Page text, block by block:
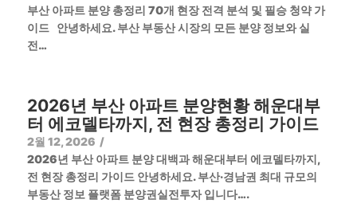
부산 아파트 분양 총정리 70개 현장 전격 분석 및 필승 청약 가
이드 안녕하세요. 부산 부동산 시장의 모든 분양 정보와 실
전…
2026년 부산 아파트 분양현황 해운대부
터 에코델타까지, 전 현장 총정리 가이드
2월 12, 2026 /
2026년 부산 아파트 분양 대백과 해운대부터 에코델타까지,
전 현장 총정리 가이드 안녕하세요. 부산·경남권 최대 규모의
부동산 정보 플랫폼 분양권실전투자 입니다….